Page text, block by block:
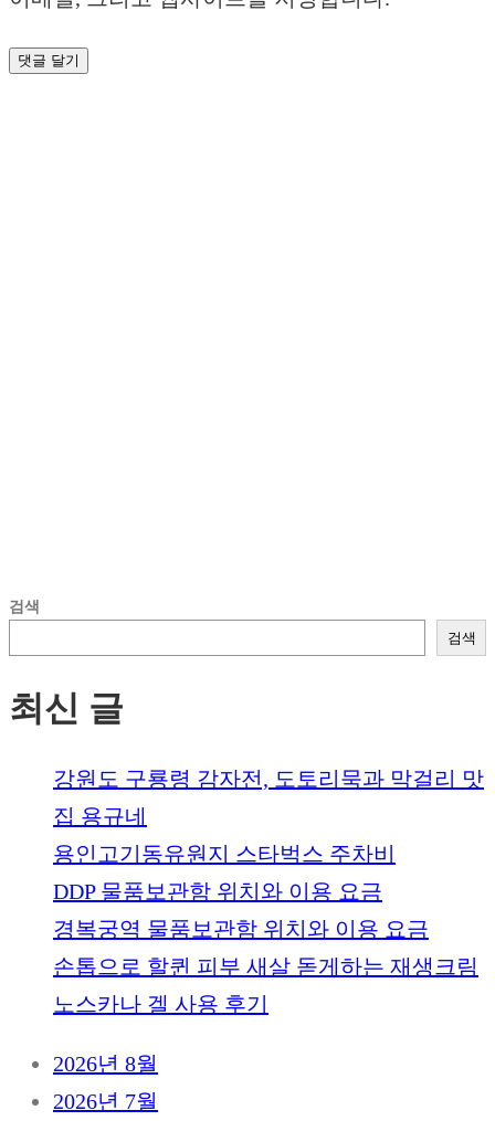
검색
검색
최신 글
강원도 구룡령 감자전, 도토리묵과 막걸리 맛
집 용규네
용인고기동유원지 스타벅스 주차비
DDP 물품보관함 위치와 이용 요금
경복궁역 물품보관함 위치와 이용 요금
손톱으로 할퀸 피부 새살 돋게하는 재생크림
노스카나 겔 사용 후기
2026년 8월
2026년 7월